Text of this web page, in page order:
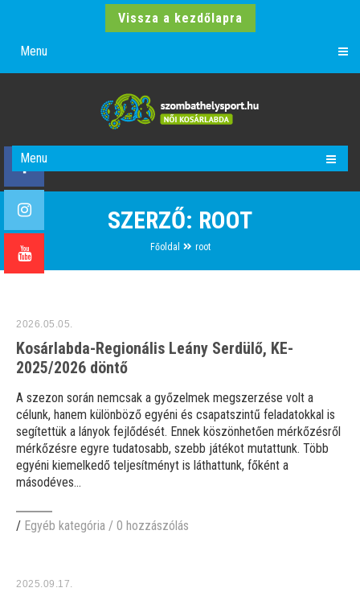
Vissza a kezdőlapra
Menu
Menu
SZERZŐ: ROOT
Főoldal root
2026.05.05.
Kosárlabda-Regionális Leány Serdülő, KE-
2025/2026 döntő
A szezon során nemcsak a győzelmek megszerzése volt a
célunk, hanem különböző egyéni és csapatszintű feladatokkal is
segítettük a lányok fejlődését. Ennek köszönhetően mérkőzésről
mérkőzésre egyre tudatosabb, szebb játékot mutattunk. Több
egyéni kiemelkedő teljesítményt is láthattunk, főként a
másodéves...
/ Egyéb kategória / 0 hozzászólás
2025.09.17.